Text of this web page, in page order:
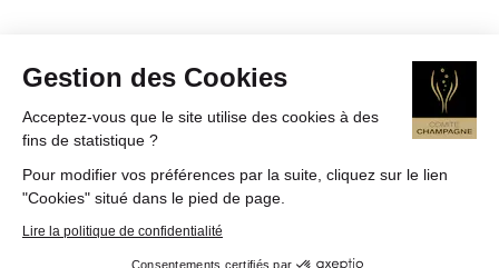
Gestion des Cookies
Acceptez-vous que le site utilise des cookies à des
fins de statistique ?
Pour modifier vos préférences par la suite, cliquez sur le lien
"Cookies" situé dans le pied de page.
Lire la politique de confidentialité
Consentements certifiés par